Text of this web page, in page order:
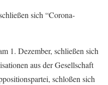
sich “Corona-
1. Dezember, schließen sich
aus der Gesellschaft
schloßen sich